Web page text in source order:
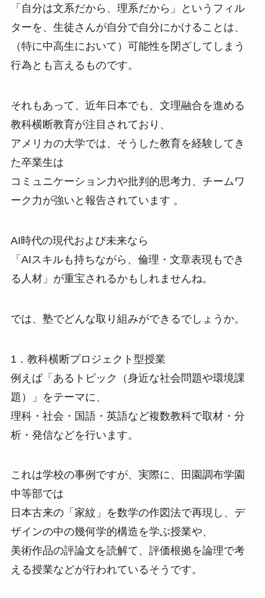
「自分は文系だから、理系だから」というフィル
ターを、生徒さんが自分で自分にかけることは、
（特に中高生において）可能性を閉ざしてしまう
行為とも言えるものです。
それもあって、近年日本でも、文理融合を進める
教科横断教育が注目されており、
アメリカの大学では、そうした教育を経験してき
た卒業生は
コミュニケーション力や批判的思考力、チームワ
ーク力が強いと報告されています 。
AI時代の現代および未来なら
「AIスキルも持ちながら、倫理・文章表現もでき
る人材」が重宝されるかもしれませんね。
では、塾でどんな取り組みができるでしょうか。
1．教科横断プロジェクト型授業
例えば「あるトピック（身近な社会問題や環境課
題）」をテーマに、
理科・社会・国語・英語など複数教科で取材・分
析・発信などを行います。
これは学校の事例ですが、実際に、田園調布学園
中等部では
日本古来の「家紋」を数学の作図法で再現し、デ
ザインの中の幾何学的構造を学ぶ授業や、
美術作品の評論文を読解て、評価根拠を論理で考
える授業などが行われているそうです。